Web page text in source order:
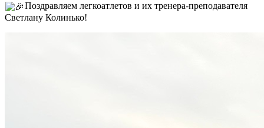
Поздравляем легкоатлетов и их тренера-преподавателя
Светлану Колинько!